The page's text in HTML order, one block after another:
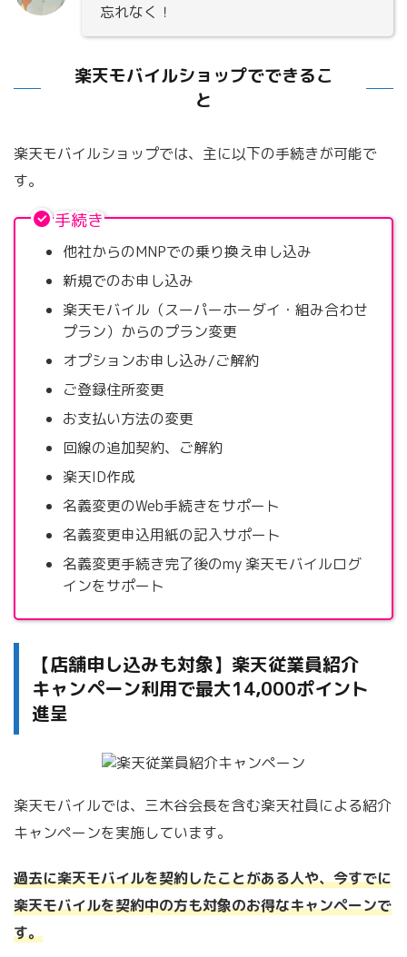
忘れなく！
楽天モバイルショップでできるこ
と
楽天モバイルショップでは、主に以下の手続きが可能で
す。
手続き
他社からのMNPでの乗り換え申し込み
新規でのお申し込み
楽天モバイル（スーパーホーダイ・組み合わせ
プラン）からのプラン変更
オプションお申し込み/ご解約
ご登録住所変更
お支払い方法の変更
回線の追加契約、ご解約
楽天ID作成
名義変更のWeb手続きをサポート
名義変更申込用紙の記入サポート
名義変更手続き完了後のmy 楽天モバイルログ
インをサポート
【店舗申し込みも対象】楽天従業員紹介
キャンペーン利用で最大14,000ポイント
進呈
楽天モバイルでは、三木谷会長を含む楽天社員による紹介
キャンペーンを実施しています。
過去に楽天モバイルを契約したことがある人や、今すでに
楽天モバイルを契約中の方も対象のお得なキャンペーンで
す。